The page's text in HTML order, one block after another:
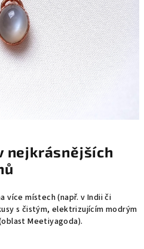
nejkrásnějších
více místech (např. v Indii či
s čistým, elektrizujícím modrým
Meetiyagoda).